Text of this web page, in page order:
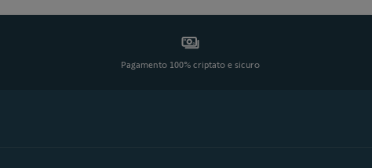
Pagamento 100% criptato e sicuro